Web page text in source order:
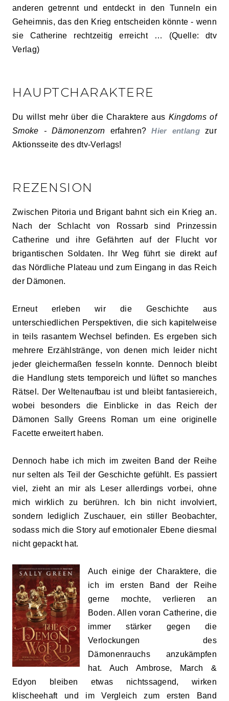
anderen getrennt und entdeckt in den Tunneln ein
Geheimnis, das den Krieg entscheiden könnte - wenn
sie Catherine rechtzeitig erreicht … (Quelle: dtv
Verlag)
HAUPTCHARAKTERE
Du willst mehr über die Charaktere aus Kingdoms of
Smoke - Dämonenzorn erfahren?Hier entlangzur
Aktionsseite des dtv-Verlags!
REZENSION
Zwischen Pitoria und Brigant bahnt sich ein Krieg an.
Nach der Schlacht von Rossarb sind Prinzessin
Catherine und ihre Gefährten auf der Flucht vor
brigantischen Soldaten. Ihr Weg führt sie direkt auf
das Nördliche Plateau und zum Eingang in das Reich
der Dämonen.
Erneut erleben wir die Geschichte aus
unterschiedlichen Perspektiven, die sich kapitelweise
in teils rasantem Wechsel befinden. Es ergeben sich
mehrere Erzählstränge, von denen mich leider nicht
jeder gleichermaßen fesseln konnte. Dennoch bleibt
die Handlung stets temporeich und lüftet so manches
Rätsel. Der Weltenaufbau ist und bleibt fantasiereich,
wobei besonders die Einblicke in das Reich der
Dämonen Sally Greens Roman um eine originelle
Facette erweitert haben.
Dennoch habe ich mich im zweiten Band der Reihe
nur selten als Teil der Geschichte gefühlt. Es passiert
viel, zieht an mir als Leser allerdings vorbei, ohne
mich wirklich zu berühren. Ich bin nicht involviert,
sondern lediglich Zuschauer, ein stiller Beobachter,
sodass mich die Story auf emotionaler Ebene diesmal
nicht gepackt hat.
Auch einige der Charaktere, die
ich im ersten Band der Reihe
gerne mochte, verlieren an
Boden. Allen voran Catherine, die
immer stärker gegen die
Verlockungen des
Dämonenrauchs anzukämpfen
hat. Auch Ambrose, March &
Edyon bleiben etwas nichtssagend, wirken
klischeehaft und im Vergleich zum ersten Band